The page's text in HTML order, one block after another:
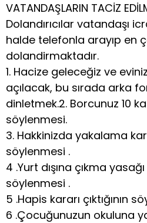
VATANDAŞLARIN TACİZ
Dolandırıcılar vatandaşı
halde telefonla arayıp en
dolandirmaktadır.
1. Hacize geleceğiz ve
açılacak, bu sırada arka
dinletmek.2. Borcunuz 10
söylenmesi.
3. Hakkinizda yakalama
söylenmesi .
4 .Yurt dışına çıkma
söylenmesi .
5 .Hapis kararı çıktığının
6 .Çocuğunuzun okuluna